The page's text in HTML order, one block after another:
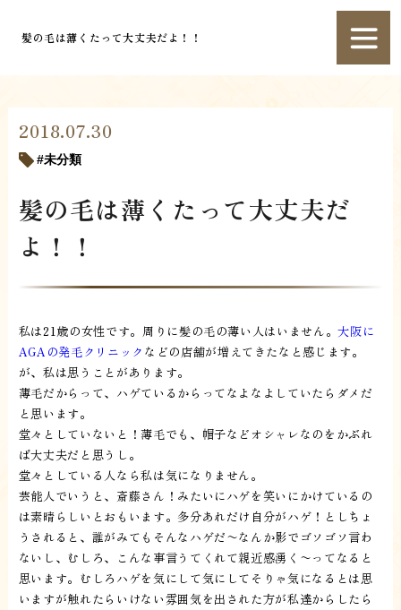
髪の毛は薄くたって大丈夫だよ！！
2018.07.30
未分類
髪の毛は薄くたって大丈夫だ
よ！！
私は21歳の女性です。周りに髪の毛の薄い人はいません。大阪に
AGAの発毛クリニック などの店舗が増えてきたなと感じます。
が、私は思うことがあります。
薄毛だからって、ハゲているからってなよなよしていたらダメだ
と思います。
堂々としていないと！薄毛でも、帽子などオシャレなのをかぶれ
ば大丈夫だと思うし。
堂々としている人なら私は気になりません。
芸能人でいうと、斎藤さん！みたいにハゲを笑いにかけているの
は素晴らしいとおもいます。多分あれだけ自分がハゲ！としちょ
うされると、誰がみてもそんなハゲだ〜なんか影でゴソゴソ言わ
ないし、むしろ、こんな事言うてくれて親近感湧く〜ってなると
思います。むしろハゲを気にして気にしてそりゃ気になるとは思
いますが触れたらいけない雰囲気を出された方が私達からしたら